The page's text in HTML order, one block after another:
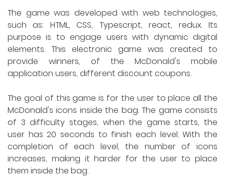
The game was developed with web technologies,
such as: HTML, CSS, Typescript, react, redux. Its
purpose is to engage users with dynamic digital
elements. This electronic game was created to
provide winners, of the McDonald's mobile
application users, different discount coupons.
The goal of this game is for the user to place all the
McDonald's icons inside the bag. The game consists
of 3 difficulty stages, when the game starts, the
user has 20 seconds to finish each level. With the
completion of each level, the number of icons
increases, making it harder for the user to place
them inside the bag.